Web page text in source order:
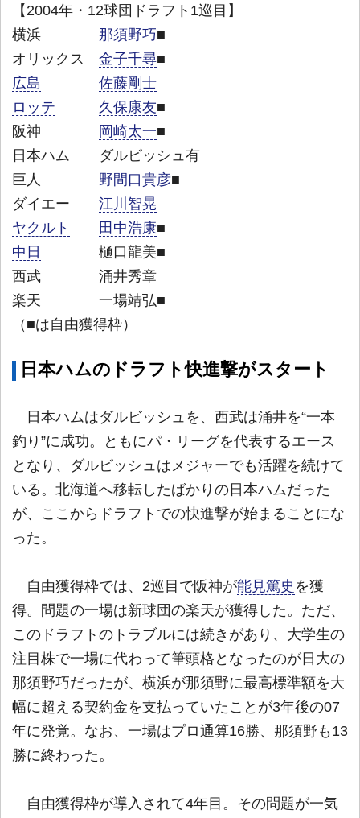
【2004年・12球団ドラフト1巡目】
横浜 那須野巧■
オリックス 金子千尋■
広島
佐藤剛士
ロッテ
久保康友■
阪神
岡崎太一■
日本ハム ダルビッシュ有
巨人 野間口貴彦■
ダイエー 江川智晃
ヤクルト
田中浩康■
中日
樋口龍美■
西武 涌井秀章
楽天 一場靖弘■
（■は自由獲得枠）
日本ハムのドラフト快進撃がスタート
日本ハムはダルビッシュを、西武は涌井を“一本
釣り”に成功。ともにパ・リーグを代表するエース
となり、ダルビッシュはメジャーでも活躍を続けて
いる。北海道へ移転したばかりの日本ハムだった
が、ここからドラフトでの快進撃が始まることにな
った。
自由獲得枠では、2巡目で阪神が能見篤史 を獲
得。問題の一場は新球団の楽天が獲得した。ただ、
このドラフトのトラブルには続きがあり、大学生の
注目株で一場に代わって筆頭格となったのが日大の
那須野巧だったが、横浜が那須野に最高標準額を大
幅に超える契約金を支払っていたことが3年後の07
年に発覚。なお、一場はプロ通算16勝、那須野も13
勝に終わった。
自由獲得枠が導入されて4年目。その問題が一気